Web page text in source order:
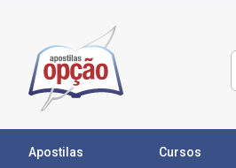
Apostilas Cursos